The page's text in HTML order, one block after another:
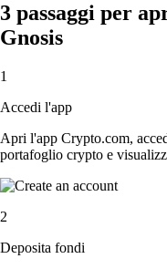
3 passaggi per
Gnosis
1
Accedi l'app
Apri l'app Crypto.com,
portafoglio crypto e
2
Deposita fondi